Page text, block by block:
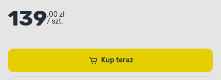
139.00 zł
/ szt.
Kup teraz